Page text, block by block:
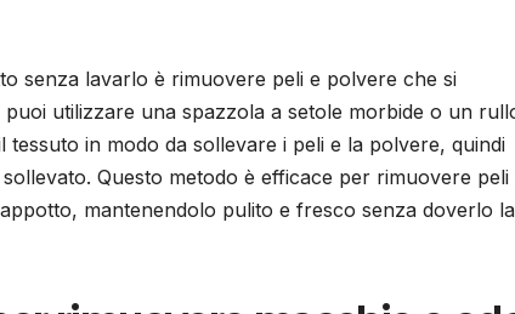
senza lavarlo è rimuovere peli e polvere che si
utilizzare una spazzola a setole morbide o un
in modo da sollevare i peli e la polvere, quindi
Questo metodo è efficace per rimuovere peli
mantenendolo pulito e fresco senza doverlo